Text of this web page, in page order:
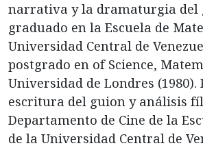
narrativa y la dramaturgia del
graduado en la Escuela de
Universidad Central de
postgrado en of Science,
Universidad de Londres (1980).
escritura del guion y análisis
Departamento de Cine de la
de la Universidad Central de